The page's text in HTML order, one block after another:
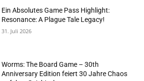
Ein Absolutes Game Pass Highlight:
Resonance: A Plague Tale Legacy!
31. Juli 2026
Worms: The Board Game – 30th
Anniversary Edition feiert 30 Jahre Chaos